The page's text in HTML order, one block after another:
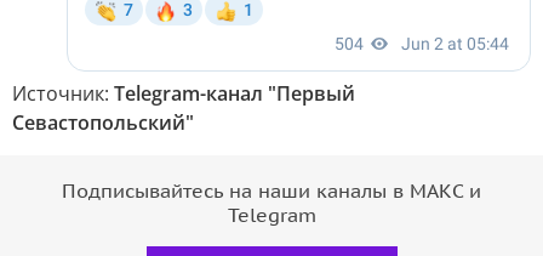
Источник: Telegram-канал "Первый
Севастопольский"
Подписывайтесь на наши каналы в МАКС и
Telegram